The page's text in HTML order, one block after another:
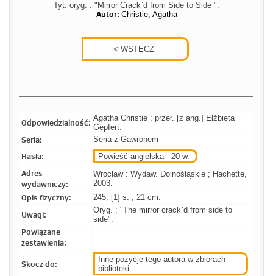
Tyt. oryg. : "Mirror Crack`d from Side to Side ".
Autor: Christie, Agatha
Odpowiedzialność: Agatha Christie ; przeł. [z ang.] Elżbieta
Gepfert.
Seria: Seria z Gawronem
Hasła: Powieść angielska - 20 w.
Adres
wydawniczy:
Wrocław : Wydaw. Dolnośląskie ; Hachette,
2003.
Opis fizyczny: 245, [1] s. ; 21 cm.
Uwagi:
Oryg. : "The mirror crack`d from side to
side".
Powiązane
zestawienia:
Skocz do:
Inne pozycje tego autora w zbiorach
biblioteki